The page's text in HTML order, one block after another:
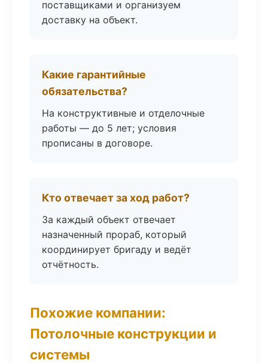
поставщиками и организуем
доставку на объект.
Какие гарантийные
обязательства?
На конструктивные и отделочные
работы — до 5 лет; условия
прописаны в договоре.
Кто отвечает за ход работ?
За каждый объект отвечает
назначенный прораб, который
координирует бригаду и ведёт
отчётность.
Похожие компании:
Потолочные конструкции и
системы